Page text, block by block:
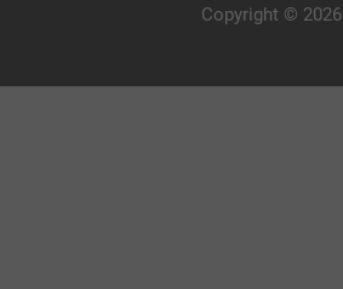
Copyright © 2026